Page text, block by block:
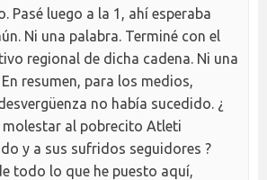
Pasé luego a la 1, ahí esperaba
Ni una palabra. Terminé con el
regional de dicha cadena. Ni una
resumen, para los medios,
no había sucedido. ¿
molestar al pobrecito Atleti
y a sus sufridos seguidores ?
todo lo que he puesto aquí,